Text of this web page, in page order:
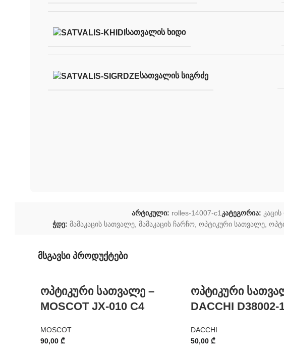
ᲡᲐᲗᲕᲐᲚᲘᲡ ᲮᲘᲓᲘ
ᲡᲐᲗᲕᲐᲚᲘᲡ ᲡᲘᲒᲠᲫᲔ
არტიკული: rolles-14007-c1 კატეგორია:
ჭდე: მამაკაცის სათვალე, მამაკაცის ჩარჩო, ოპტიკური სათვალე,
მსგავსი პროდუქტები
ოპტიკური სათვალე –
MOSCOT JX-010 C4
MOSCOT
90,00 ₾
ოპტიკური
DACCHI D38002-
DACCHI
50,00 ₾